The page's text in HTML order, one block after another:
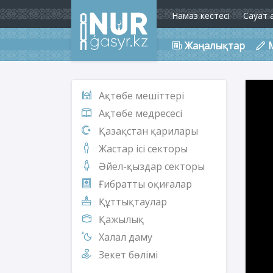
Намаз кестесі Сауат
Жаңалықтар
Ақтөбе мешіттері
Ақтөбе медресесі
Қазақстан қарилары
Жастар ісі секторы
Әйел-қыздар секторы
Ғибратты оқиғалар
Құттықтаулар
Қажылық
Халал даму
Зекет бөлімі